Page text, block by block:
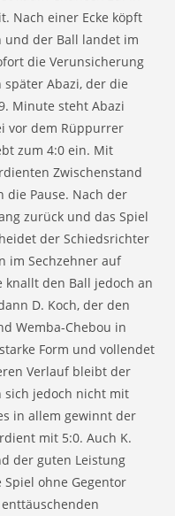
Nach einer Ecke köpft
und der Ball landet im
die Verunsicherung
Abazi, der die
Minute steht Abazi
vor dem Rüppurrer
zum 4:0 ein. Mit
Zwischenstand
die Pause. Nach der
zurück und das Spiel
der Schiedsrichter
im Sechzehner auf
knallt den Ball jedoch an
D. Koch, der den
Wemba-Chebou in
Form und vollendet
Verlauf bleibt der
sich jedoch nicht mit
in allem gewinnt der
mit 5:0. Auch K.
der guten Leistung
ohne Gegentor